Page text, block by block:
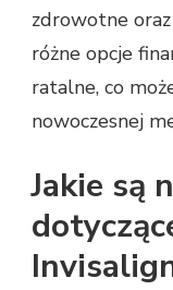
zdrowotne
różne opcje
ratalne, co
nowoczesnej
Jakie są